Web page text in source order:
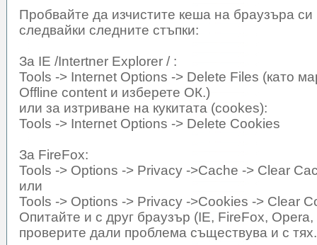
Пробвайте да изчистите кеша на браузъра си
следвайки следните стъпки:
За IE /Intertner Explorer / :
Tools -> Internet Options -> Delete Files (като
Offline content и изберете ОК.)
или за изтриване на кукитата (cookes):
Tools -> Internet Options -> Delete Cookies
За FireFox:
Tools -> Options -> Privacy ->Cache -> Clear
или
Tools -> Options -> Privacy ->Cookies -> Clear
Oпитайте и с друг браузър (IE, FireFox,
проверите дали проблема съществува и с тях.